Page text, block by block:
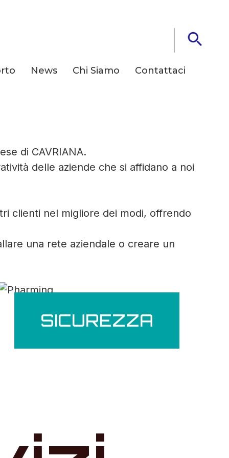
News Chi Siamo Contattaci
di CAVRIANA.
delle aziende che si affidano a noi
clienti nel migliore dei modi, offrendo
una rete aziendale o creare un
SICUREZZA